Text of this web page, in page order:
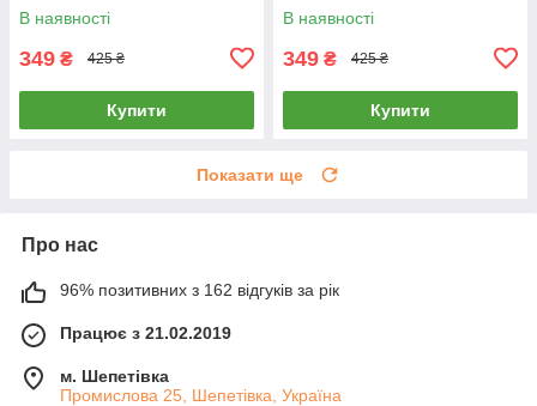
В наявності
349 ₴ 425 ₴
Купити
В наявності
349 ₴ 425 ₴
Купити
Показати ще
Про нас
96% позитивних з 162 відгуків за рік
Працює з 21.02.2019
м. Шепетівка
Промислова 25, Шепетівка, Україна